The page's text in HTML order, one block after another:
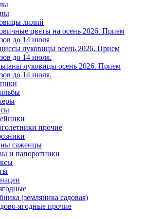
лилий
цветы на осень 2026. Прием
до 14 июля
луковицы осень 2026. Прием
до 14 июля.
луковицы осень 2026. Прием
до 14 июля.
прочие
саженцы
и папоротники
(земляника садовая)
ягодные прочие